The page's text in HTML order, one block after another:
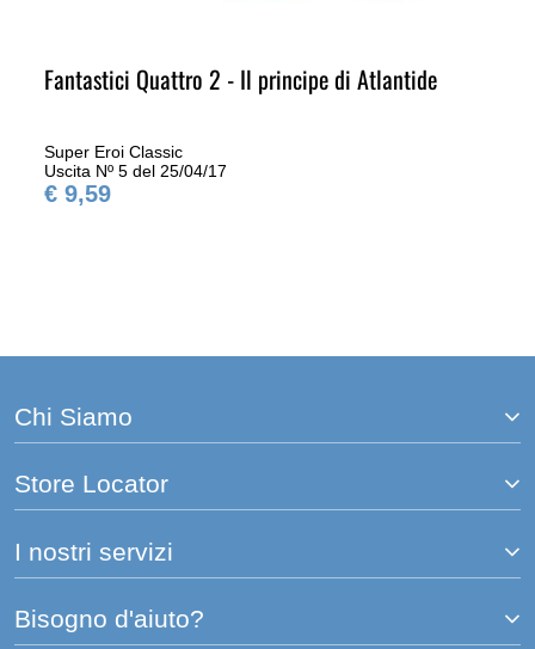
Fantastici Quattro 2 - Il principe di Atlantide
Super Eroi Classic
Uscita Nº 5 del 25/04/17
€ 9,59
Chi Siamo
Store Locator
I nostri servizi
Bisogno d'aiuto?